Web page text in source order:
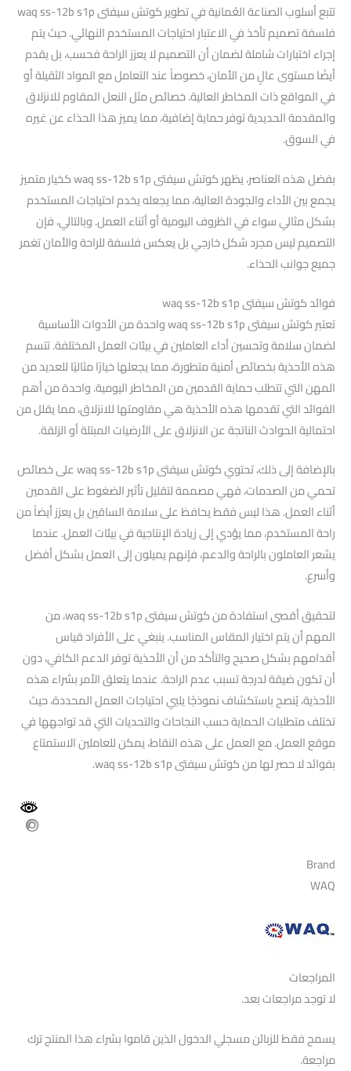
تتبع أسلوب الصناعة العُمانية في تطوير كوتش سيفتى waq ss-12b s1p
فلسفة تصميم تأخذ في الاعتبار احتياجات المستخدم النهائي. حيث يتم
إجراء اختبارات شاملة لضمان أن التصميم لا يعزز الراحة فحسب، بل يقدم
أيضًا مستوى عالٍ من الأمان، خصوصاً عند التعامل مع المواد الثقيلة أو
في المواقع ذات المخاطر العالية. خصائص مثل النعل المقاوم للانزلاق
والمقدمة الحديدية توفر حماية إضافية، مما يميز هذا الحذاء عن غيره
في السوق.
بفضل هذه العناصر، يظهر كوتش سيفتى waq ss-12b s1p كخيار متميز
يجمع بين الأداء والجودة العالية، مما يجعله يخدم احتياجات المستخدم
بشكل مثالي سواء في الظروف اليومية أو أثناء العمل. وبالتالي، فإن
التصميم ليس مجرد شكل خارجي بل يعكس فلسفة للراحة والأمان تغمر
جميع جوانب الحذاء.
فوائد كوتش سيفتى waq ss-12b s1p
تعتبر كوتش سيفتى waq ss-12b s1p واحدة من الأدوات الأساسية
لضمان سلامة وتحسين أداء العاملين في بيئات العمل المختلفة. تتسم
هذه الأحذية بخصائص أمنية متطورة، مما يجعلها خيارًا مثاليًا للعديد من
المهن التي تتطلب حماية القدمين من المخاطر اليومية. واحدة من أهم
الفوائد التي تقدمها هذه الأحذية هي مقاومتها للانزلاق، مما يقلل من
احتمالية الحوادث الناتجة عن الانزلاق على الأرضيات المبتلة أو الزلقة.
بالإضافة إلى ذلك، تحتوي كوتش سيفتى waq ss-12b s1p على خصائص
تحمي من الصدمات، فهي مصممة لتقليل تأثير الضغوط على القدمين
أثناء العمل. هذا ليس فقط يحافظ على سلامة الساقين بل يعزز أيضاً من
راحة المستخدم، مما يؤدي إلى زيادة الإنتاجية في بيئات العمل. عندما
يشعر العاملون بالراحة والدعم، فإنهم يميلون إلى العمل بشكل أفضل
وأسرع.
لتحقيق أقصى استفادة من كوتش سيفتى waq ss-12b s1p، من
المهم أن يتم اختيار المقاس المناسب. ينبغي على الأفراد قياس
أقدامهم بشكل صحيح والتأكد من أن الأحذية توفر الدعم الكافي، دون
أن تكون ضيقة لدرجة تسبب عدم الراحة. عندما يتعلق الأمر بشراء هذه
الأحذية، يُنصح باستكشاف نموذجًا يلبي احتياجات العمل المحددة، حيث
تختلف متطلبات الحماية حسب النجاحات والتحديات التي قد تواجهها في
موقع العمل. مع العمل على هذه النقاط، يمكن للعاملين الاستمتاع
بفوائد لا حصر لها من كوتش سيفتى waq ss-12b s1p.
Brand
WAQ
المراجعات
لا توجد مراجعات بعد.
يسمح فقط للزبائن مسجلي الدخول الذين قاموا بشراء هذا المنتج ترك
مراجعة.